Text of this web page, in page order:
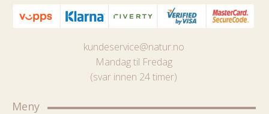
kundeservice@natur.no
Mandag til Fredag
(svar innen 24 timer)
Meny